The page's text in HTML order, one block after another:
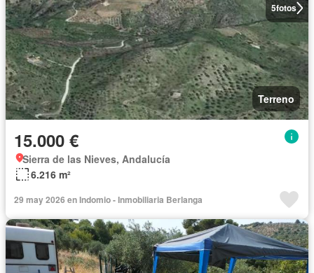
5fotos
Terreno
15.000 €
Sierra de las Nieves, Andalucía
6.216 m²
29 may 2026 en Indomio - Inmobiliaria Berlanga